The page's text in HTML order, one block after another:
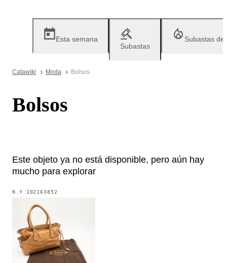
Esta semana
Subastas
Subastas
Catawiki Moda Bolsos
Bolsos
Este objeto ya no está disponible, pero aún hay
mucho para explorar
N.º 102163852